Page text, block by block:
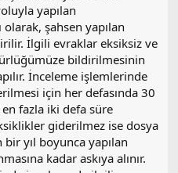
yapılan
şahsen yapılan
İlgili evraklar eksiksiz ve
bildirilmesinin
İnceleme işlemlerinde
için her defasında 30
fazla iki defa süre
giderilmez ise dosya
yıl boyunca yapılan
kadar askıya alınır.